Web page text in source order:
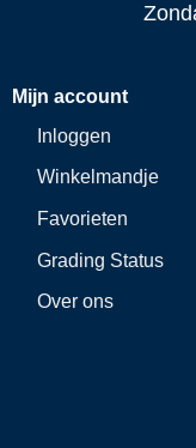
Mijn account
Inloggen
Winkelmandje
Favorieten
Grading Status
Over ons